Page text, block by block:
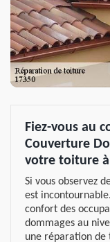
Fiez-vous au
Couverture
votre toiture à
Si vous observez
est
confort des
dommages au
une réparation de